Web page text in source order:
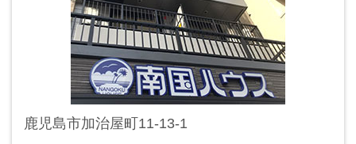
鹿児島市加治屋町11-13-1